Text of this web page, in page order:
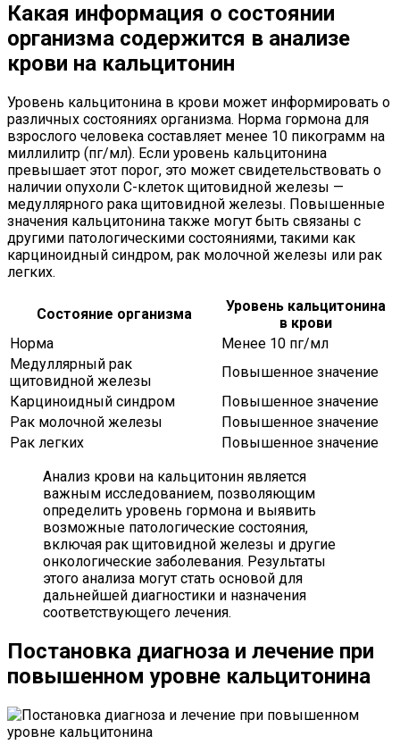
Какая информация о состоянии
организма содержится в анализе
крови на кальцитонин
Уровень кальцитонина в крови может информировать о
различных состояниях организма. Норма гормона для
взрослого человека составляет менее 10 пикограмм на
миллилитр (пг/мл). Если уровень кальцитонина
превышает этот порог, это может свидетельствовать о
наличии опухоли C-клеток щитовидной железы —
медуллярного рака щитовидной железы. Повышенные
значения кальцитонина также могут быть связаны с
другими патологическими состояниями, такими как
карциноидный синдром, рак молочной железы или рак
легких.
Состояние организма
Уровень кальцитонина
в крови
Норма
Менее 10 пг/мл
Медуллярный рак
щитовидной железы
Повышенное значение
Карциноидный синдром
Повышенное значение
Рак молочной железы
Повышенное значение
Рак легких
Повышенное значение
Анализ крови на кальцитонин является
важным исследованием, позволяющим
определить уровень гормона и выявить
возможные патологические состояния,
включая рак щитовидной железы и другие
онкологические заболевания. Результаты
этого анализа могут стать основой для
дальнейшей диагностики и назначения
соответствующего лечения.
Постановка диагноза и лечение при
повышенном уровне кальцитонина